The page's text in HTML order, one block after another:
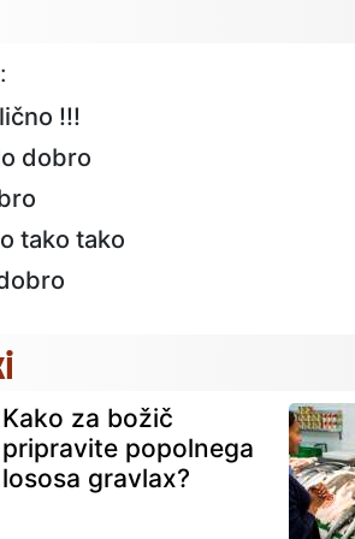
!!!
dobro
tako tako
Kako za božič
pripravite popolnega
lososa gravlax?